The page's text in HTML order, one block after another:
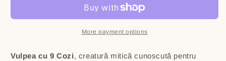
-
sufletului
Cozi
-
pentru
sufletului
More payment options
Vulpea cu 9 Cozi, creatură mitică cunoscută pentru